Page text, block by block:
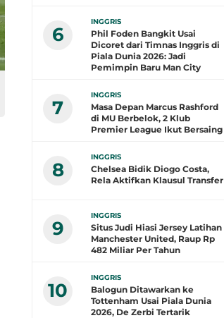
6
INGGRIS
Phil Foden Bangkit Usai
Dicoret dari Timnas Inggris di
Piala Dunia 2026: Jadi
Pemimpin Baru Man City
7
INGGRIS
Masa Depan Marcus Rashford
di MU Berbelok, 2 Klub
Premier League Ikut Bersaing
8
INGGRIS
Chelsea Bidik Diogo Costa,
Rela Aktifkan Klausul Transfer
9
INGGRIS
Situs Judi Hiasi Jersey Latihan
Manchester United, Raup Rp
482 Miliar Per Tahun
10
INGGRIS
Balogun Ditawarkan ke
Tottenham Usai Piala Dunia
2026, De Zerbi Tertarik